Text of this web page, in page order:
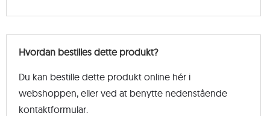
Hvordan bestilles dette produkt?
Du kan bestille dette produkt online hér i
webshoppen, eller ved at benytte nedenstående
kontaktformular.